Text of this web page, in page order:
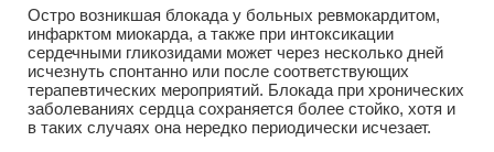
Остро возникшая блокада у больных ревмокардитом,
инфарктом миокарда, а также при интоксикации
сердечными гликозидами может через несколько дней
исчезнуть спонтанно или после соответствующих
терапевтических мероприятий. Блокада при хронических
заболеваниях сердца сохраняется более стойко, хотя и
в таких случаях она нередко периодически исчезает.